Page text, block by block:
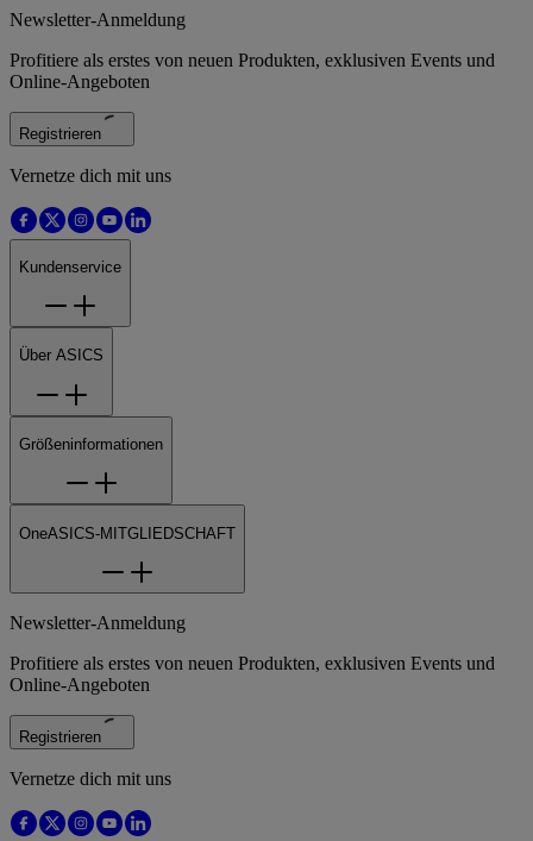
Newsletter-Anmeldung
Profitiere als erstes von neuen Produkten, exklusiven Events und
Online-Angeboten
Registrieren
Vernetze dich mit uns
Kundenservice
Über ASICS
Größeninformationen
OneASICS-MITGLIEDSCHAFT
Newsletter-Anmeldung
Profitiere als erstes von neuen Produkten, exklusiven Events und
Online-Angeboten
Registrieren
Vernetze dich mit uns